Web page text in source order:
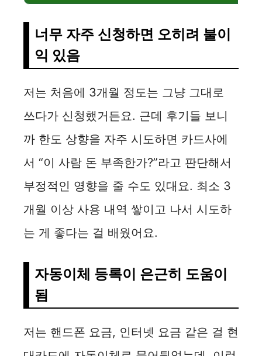
너무 자주 신청하면 오히려 불이
익 있음
저는 처음에 3개월 정도는 그냥 그대로
쓰다가 신청했거든요. 근데 후기들 보니
까 한도 상향을 자주 시도하면 카드사에
서 “이 사람 돈 부족한가?”라고 판단해서
부정적인 영향을 줄 수도 있대요. 최소 3
개월 이상 사용 내역 쌓이고 나서 시도하
는 게 좋다는 걸 배웠어요.
자동이체 등록이 은근히 도움이
됨
저는 핸드폰 요금, 인터넷 요금 같은 걸 현